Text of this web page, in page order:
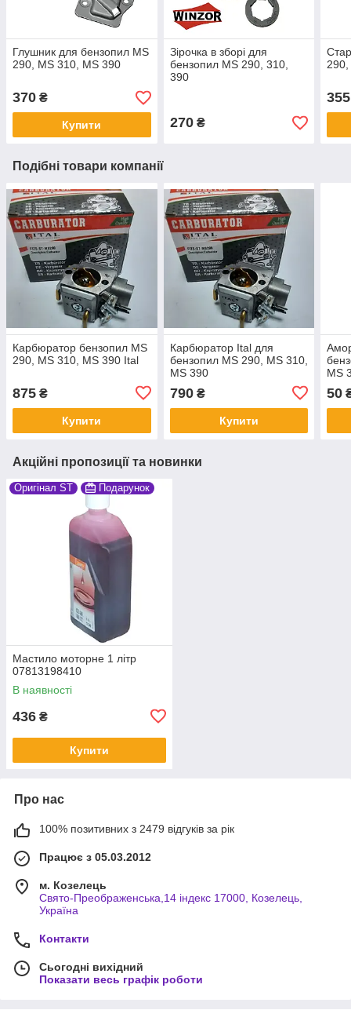
Глушник для бензопил MS
290, MS 310, MS 390
370 ₴
Купити
Зірочка в зборі для
бензопил MS 290, 310,
390
270₴
355
Подібні товари компанії
Карбюратор бензопил MS
290, MS 310, MS 390 Ital
875 ₴
Купити
Карбюратор Ital для
бензопил MS 290, MS 310,
MS 390
790₴
Купити
MS
50
Акційні пропозиції та новинки
Оригінал ST Подарунок
Мастило моторне 1 літр
07813198410
В наявності
436 ₴
Купити
Про нас
100% позитивних з 2479 відгуків за рік
Працює з 05.03.2012
м. Козелець
Свято-Преображенська,14 індекс 17000, Козелець,
Україна
Контакти
Сьогодні вихідний
Показати весь графік роботи